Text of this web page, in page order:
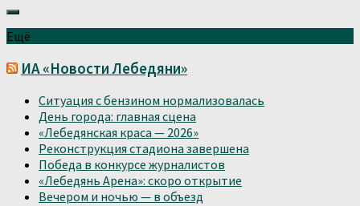
Ещё
ИА «Новости Лебедяни»
Ситуация с бензином нормализовалась
День города: главная сцена
«Лебедянская краса — 2026»
Реконструкция стадиона завершена
Победа в конкурсе журналистов
«Лебедянь Арена»: скоро открытие
Вечером и ночью — в объезд